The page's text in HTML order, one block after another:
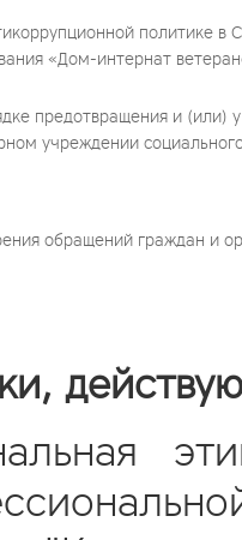
политике в
«Дом-интернат
предотвращения и (или)
учреждении
обращений граждан и